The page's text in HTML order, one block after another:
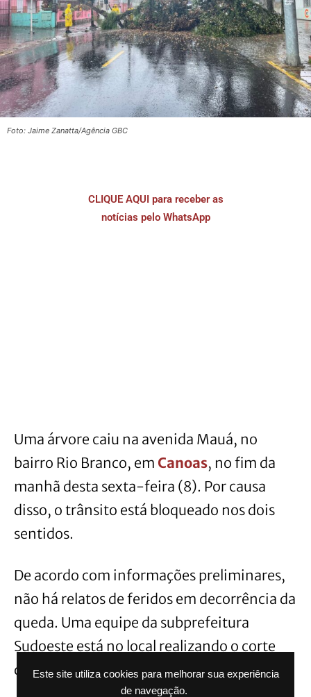
Este site utiliza cookies para melhorar sua experiência
de navegação.
Foto: Jaime Zanatta/Agência GBC
CLIQUE AQUI para receber as
notícias pelo WhatsApp
Uma árvore caiu na avenida Mauá, no
bairro Rio Branco, em Canoas, no fim da
manhã desta sexta-feira (8). Por causa
disso, o trânsito está bloqueado nos dois
sentidos.
De acordo com informações preliminares,
não há relatos de feridos em decorrência da
queda. Uma equipe da subprefeitura
Sudoeste está no local realizando o corte
dos galhos.